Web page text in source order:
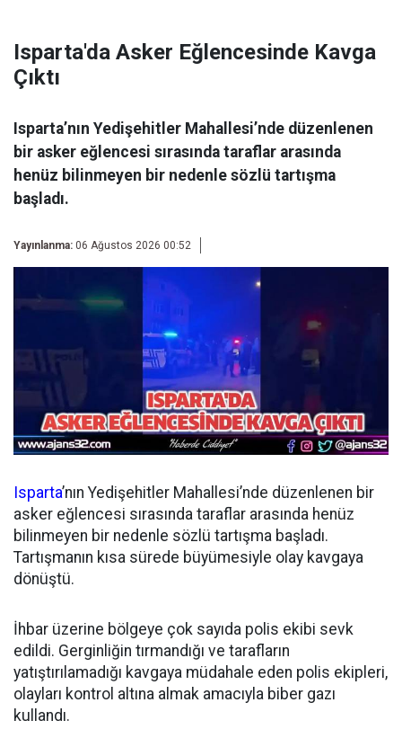
Isparta'da Asker Eğlencesinde Kavga
Çıktı
Isparta’nın Yedişehitler Mahallesi’nde düzenlenen
bir asker eğlencesi sırasında taraflar arasında
henüz bilinmeyen bir nedenle sözlü tartışma
başladı.
Yayınlanma: 06 Ağustos 2026 00:52
Isparta’nın Yedişehitler Mahallesi’nde düzenlenen bir
asker eğlencesi sırasında taraflar arasında henüz
bilinmeyen bir nedenle sözlü tartışma başladı.
Tartışmanın kısa sürede büyümesiyle olay kavgaya
dönüştü.
İhbar üzerine bölgeye çok sayıda polis ekibi sevk
edildi. Gerginliğin tırmandığı ve tarafların
yatıştırılamadığı kavgaya müdahale eden polis ekipleri,
olayları kontrol altına almak amacıyla biber gazı
kullandı.